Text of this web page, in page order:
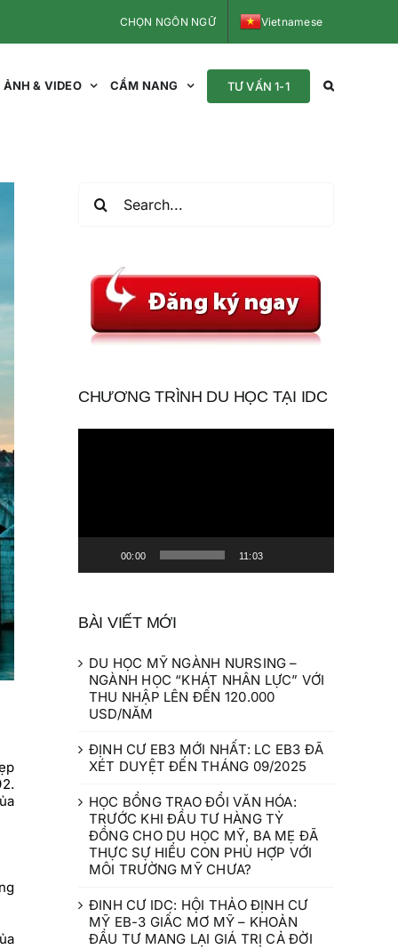
CHỌN NGÔN NGỮ Vietnamese
ẢNH & VIDEO CẨM NANG TƯ VẤN 1-1
for:
CHƯƠNG TRÌNH DU HỌC TẠI IDC
00:00 11:03
BÀI VIẾT MỚI
DU HỌC MỸ NGÀNH NURSING –
NGÀNH HỌC “KHÁT NHÂN LỰC” VỚI
THU NHẬP LÊN ĐẾN 120.000
USD/NĂM
ĐỊNH CƯ EB3 MỚI NHẤT: LC EB3 ĐÃ
XÉT DUYỆT ĐẾN THÁNG 09/2025
HỌC BỔNG TRAO ĐỔI VĂN HÓA:
TRƯỚC KHI ĐẦU TƯ HÀNG TỶ
ĐỒNG CHO DU HỌC MỸ, BA MẸ ĐÃ
THỰC SỰ HIỂU CON PHÙ HỢP VỚI
MÔI TRƯỜNG MỸ CHƯA?
ĐINH CƯ IDC: HỘI THẢO ĐỊNH CƯ
MỸ EB-3 GIẤC MƠ MỸ – KHOẢN
ĐẦU TƯ MANG LẠI GIÁ TRỊ CẢ ĐỜI